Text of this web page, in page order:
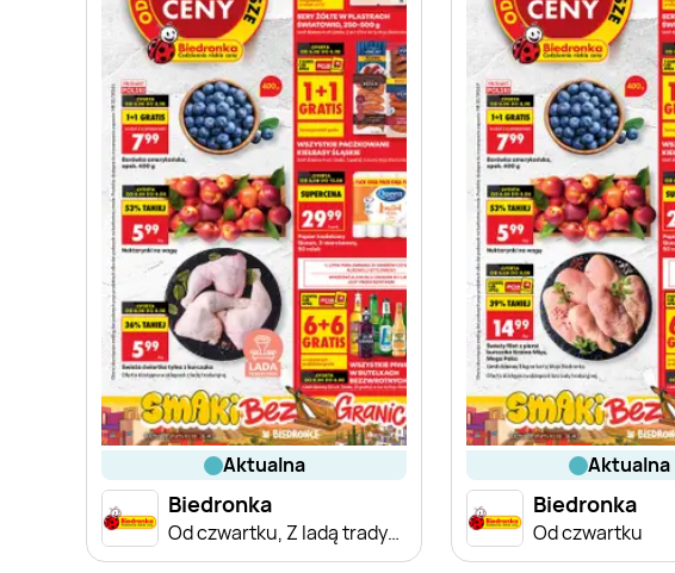
aktualna
Biedronka
Od czwartku, Z ladą tradycyjną
aktualna
Biedronka
Od czwartku